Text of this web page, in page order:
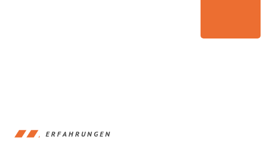
ERFAHRUNGEN